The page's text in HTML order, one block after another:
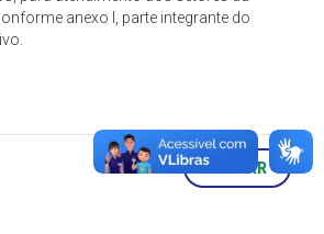
anexo I, parte integrante do
VOLTAR